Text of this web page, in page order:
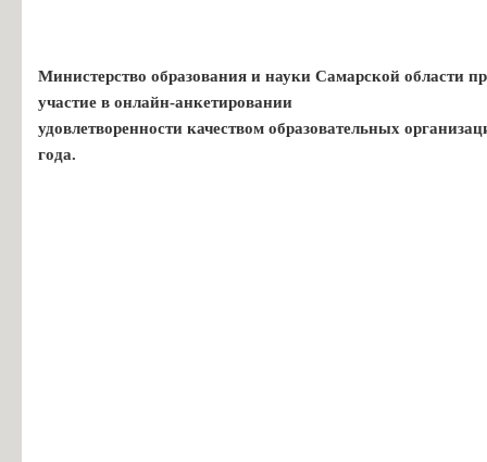
Министерство образования и науки Самарской области
участие в онлайн-анкетировании
удовлетворенности качеством образовательных
года.